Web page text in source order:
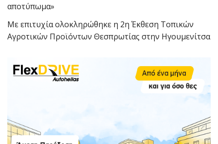
αποτύπωμα»
Με επιτυχία ολοκληρώθηκε η 2η Έκθεση Τοπικών
Αγροτικών Προϊόντων Θεσπρωτίας στην Ηγουμενίτσα